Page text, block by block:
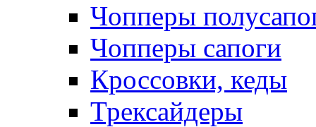
Чопперы
Чопперы сапоги
Кроссовки, кеды
Трексайдеры